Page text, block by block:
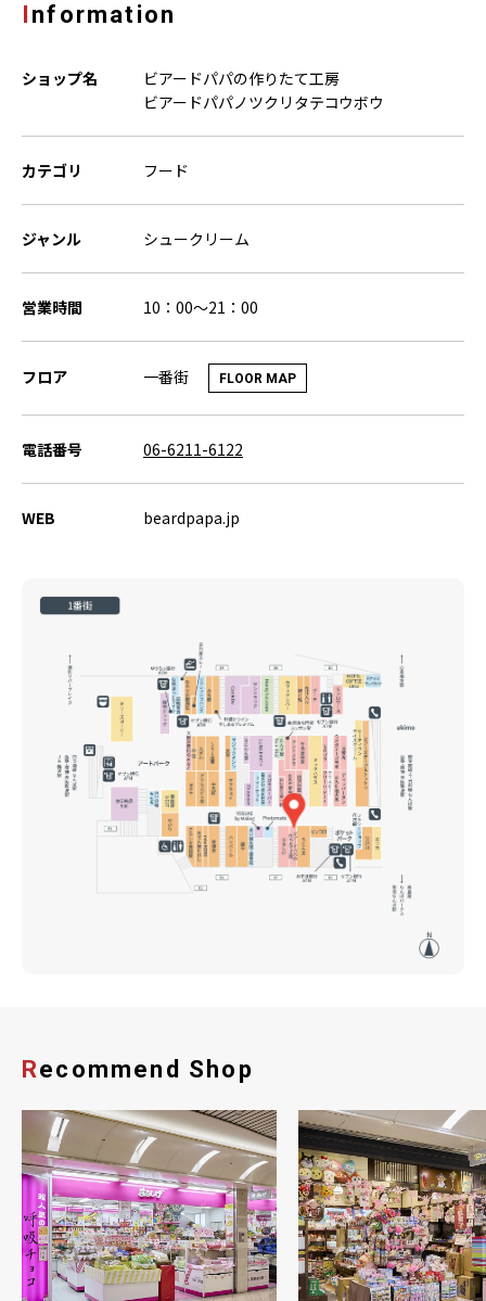
Information
ショップ名
ビアードパパの作りたて工房
ビアードパパノツクリタテコウボウ
カテゴリ フード
ジャンル シュークリーム
営業時間 10：00～21：00
フロア 一番街 FLOOR MAP
電話番号 06-6211-6122
WEB beardpapa.jp
Recommend Shop